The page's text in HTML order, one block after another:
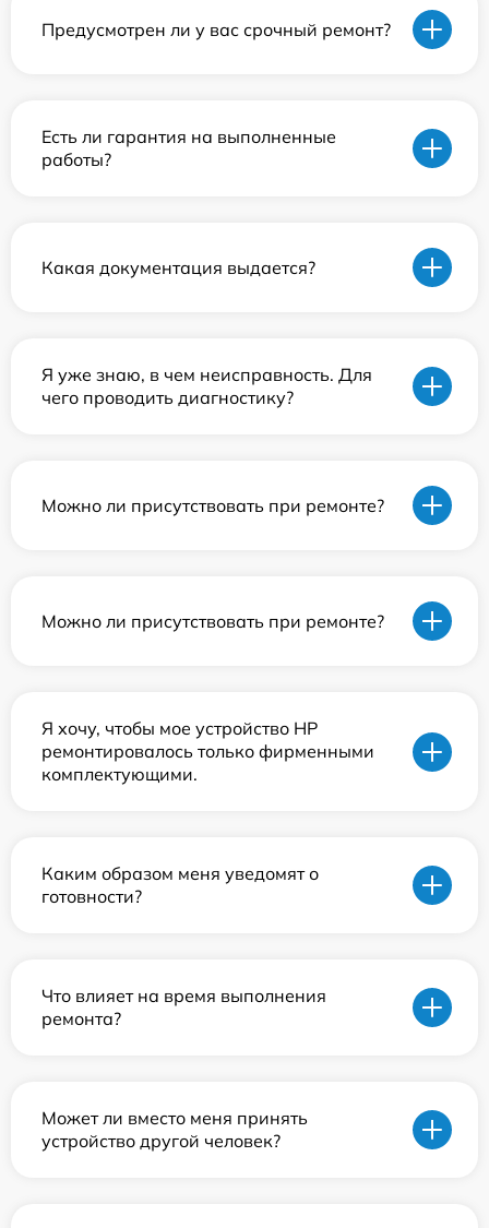
Предусмотрен ли у вас срочный ремонт?
Есть ли гарантия на выполненные
работы?
Какая документация выдается?
Я уже знаю, в чем неисправность. Для
чего проводить диагностику?
Можно ли присутствовать при ремонте?
Можно ли присутствовать при ремонте?
Я хочу, чтобы мое устройство HP
ремонтировалось только фирменными
комплектующими.
Каким образом меня уведомят о
готовности?
Что влияет на время выполнения
ремонта?
Может ли вместо меня принять
устройство другой человек?